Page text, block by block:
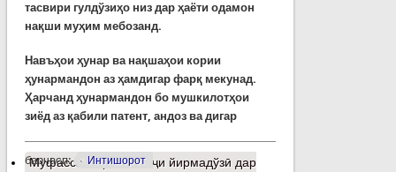
тасвири гулдўзиҳо низ дар ҳаёти одамон
нақши муҳим мебозанд.
Навъҳои ҳунар ва нақшаҳои кории
ҳунармандон аз ҳамдигар фарқ мекунад.
Ҳарчанд ҳунармандон бо мушкилотҳои
зиёд аз қабили патент, андоз ва дигар
барчасп: Интишорот
Муфассалтаро Ривоҷи йирмадўзӣ дар